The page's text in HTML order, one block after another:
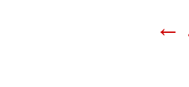
←